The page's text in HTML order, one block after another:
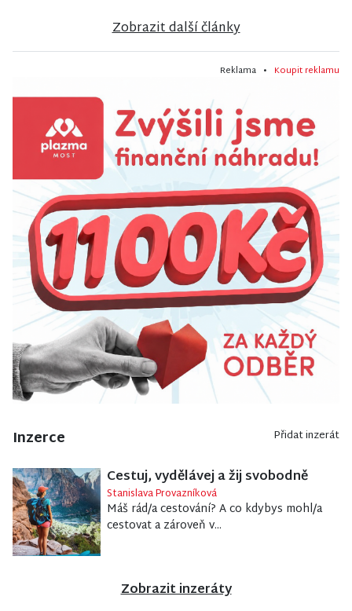
Zobrazit další články
Reklama • Koupit reklamu
Inzerce Přidat inzerát
Cestuj, vydělávej a žij svobodně
Stanislava Provazníková
Máš rád/a cestování? A co kdybys mohl/a
cestovat a zároveň v...
Zobrazit inzeráty